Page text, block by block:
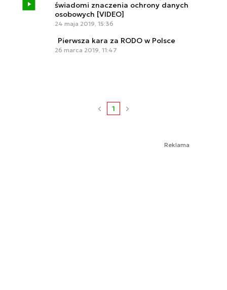
świadomi znaczenia ochrony danych
osobowych [VIDEO]
24 maja 2019, 15:36
Pierwsza kara za RODO w Polsce
26 marca 2019, 11:47
1
Reklama